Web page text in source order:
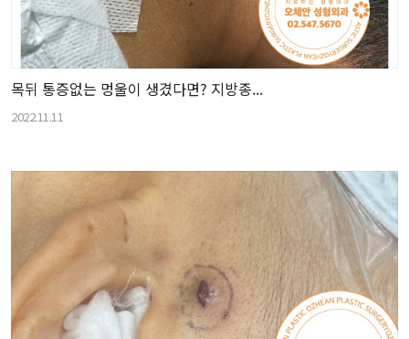
목뒤 통증없는 멍울이 생겼다면? 지방종...
2022.11.11